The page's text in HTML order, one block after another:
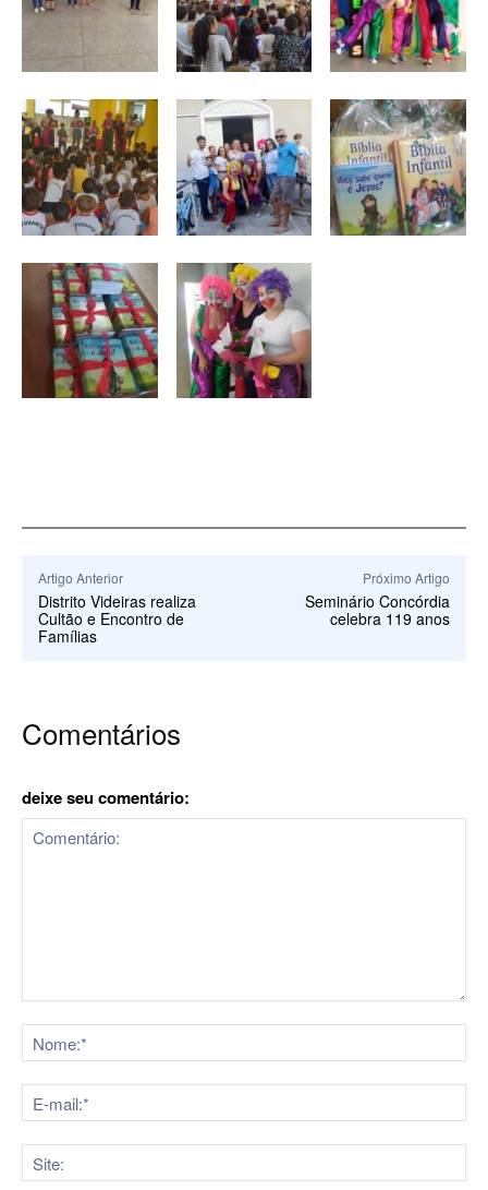
Artigo Anterior
Distrito Videiras realiza
Cultão e Encontro de
Famílias
Próximo Artigo
Seminário Concórdia
celebra 119 anos
Comentários
deixe seu comentário: